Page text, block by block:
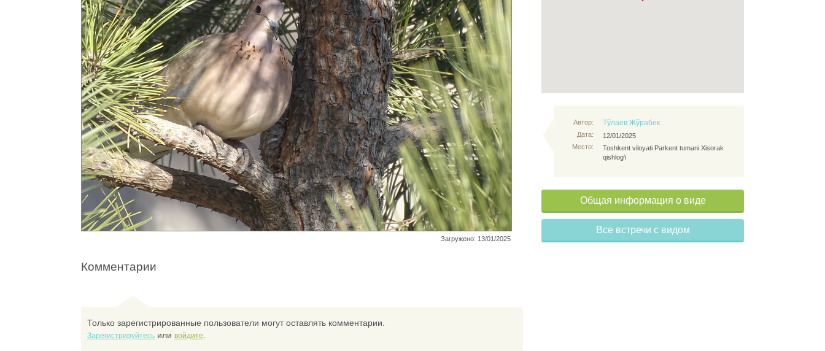
Загружено: 13/01/2025
Автор:
Дата:
Место:
Тўлаев Жўрабек
12/01/2025
Toshkent viloyati Parkent tumani Xisorak
qishlog'i
Общая информация о виде
Все встречи с видом
Комментарии
Только зарегистрированные пользователи могут оставлять комментарии.
Зарегистрируйтесь или войдите